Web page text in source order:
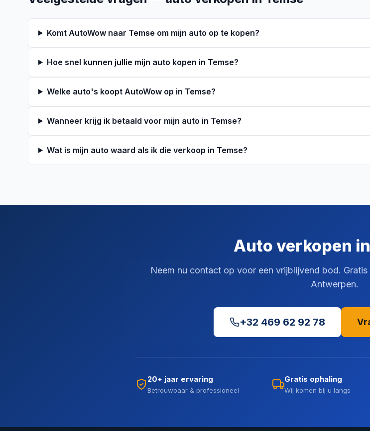
Komt AutoWow naar Temse om mijn auto op te kopen?
Hoe snel kunnen jullie mijn auto kopen in Temse?
Welke auto's koopt AutoWow op in Temse?
Wanneer krijg ik betaald voor mijn auto in Temse?
Wat is mijn auto waard als ik die verkoop in Temse?
Auto verkopen
Neem nu contact op voor een vrijblijvend bod.
Antwerpen.
+32 469 62 92 78
20+ jaar ervaring
Betrouwbaar & professioneel
Gratis ophaling
Wij komen bij u langs